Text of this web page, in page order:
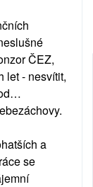
ČEZ,
let - nesvítit,
a
se